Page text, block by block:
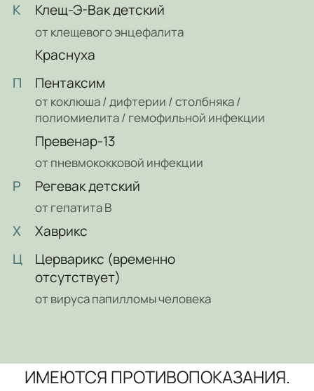
К Клещ-Э-Вак детский
от клещевого энцефалита
Краснуха
П
Пентаксим
от коклюша / дифтерии / столбняка /
полиомиелита / гемофильной инфекции
Превенар-13
от пневмококковой инфекции
Р Регевак детский
от гепатита В
Х
Хаврикс
Ц
Церварикс (временно
отсутствует)
от вируса папилломы человека
ИМЕЮТСЯ ПРОТИВОПОКАЗАНИЯ.